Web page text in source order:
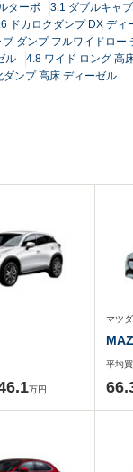
ターボ
3.1 ダブルキャ
ドカロクダンプ DX ディ
ダンプ フルワイドロー
ル
4.8 ワイド ロング 高
ダンプ 高床 ディーゼル
万円
マツダ
平均